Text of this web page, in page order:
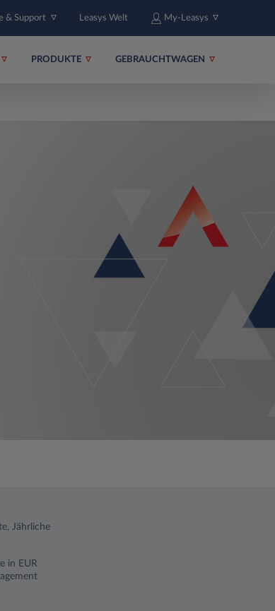
& Support Leasys Welt My-Leasys
PRODUKTE GEBRAUCHTWAGEN
Jährliche
in EUR